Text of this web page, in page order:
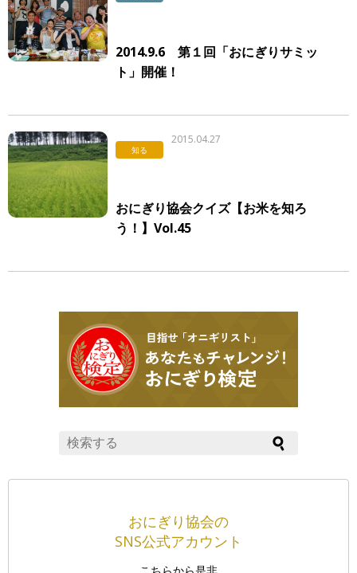
2014.9.6 第１回「おにぎりサミッ
ト」開催！
知る
2015.04.27
おにぎり協会クイズ【お米を知ろ
う！】Vol.45
おにぎり協会の
SNS公式アカウント